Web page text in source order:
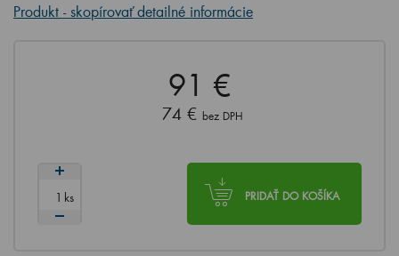
Produkt - skopírovať detailné informácie
91 €
74 € bez DPH
PRIDAŤ DO KOŠÍKA
ks